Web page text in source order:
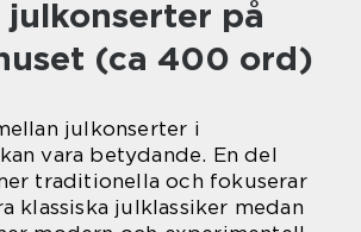
på
(ca 400 ord)
julkonserter i
vara betydande. En del
traditionella och fokuserar
klassiska julklassiker medan